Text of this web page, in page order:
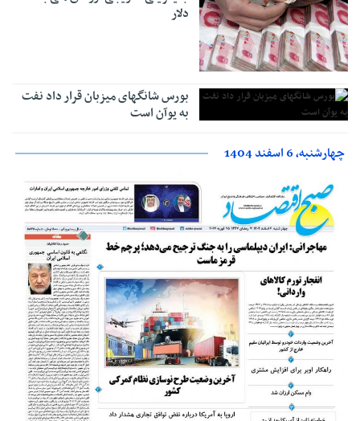
دلار
بورس شانگهای میزبان قرار داد نفت
به یوآن است
چهارشنبه، 6 اسفند 1404